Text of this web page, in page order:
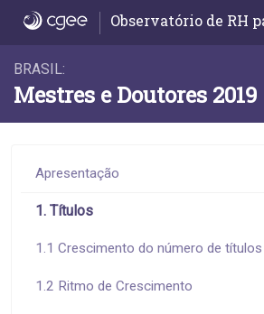
3.2 Desconcentração do
Observatório de RH
BRASIL:
Mestres e Doutores 2019
Apresentação
1. Títulos
1.1 Crescimento do número de títulos
1.2 Ritmo de Crescimento